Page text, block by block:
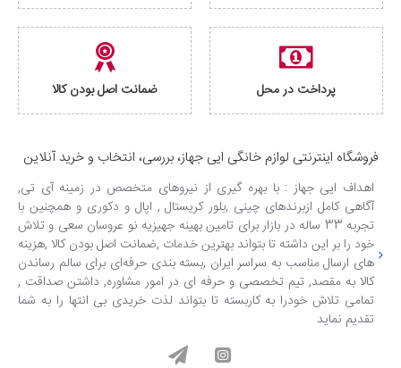
پرداخت در محل ضمانت اصل بودن کالا
فروشگاه اینترنتی لوازم خانگی ایی جهاز، بررسی، انتخاب و خرید آنلاین
اهداف ایی جهاز : با بهره گیری از نیروهای متخصص در زمینه آی تی,
آگاهی کامل ازبرندهای چینی ,بلور کریستال , اپال و دکوری و همچنین با
تجربه 33 ساله در بازار برای تامین بهینه جهیزیه نو عروسان سعی و تلاش
خود را بر این داشته تا بتواند بهترین خدمات ,ضمانت اصل بودن کالا ,هزینه
های ارسال مناسب به سراسر ایران ,بسته بندی حرفه‌ای برای سالم رساندن
کالا به مقصد, تیم تخصصی و حرفه ای در امور مشاوره, داشتن صداقت ,
تمامی تلاش خودرا به کاربسته تا بتواند لذت خریدی بی انتها را به شما
تقدیم نماید